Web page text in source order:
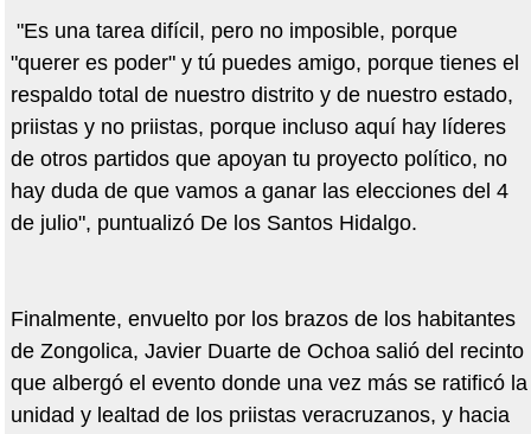
"Es una tarea difícil, pero no imposible, porque
"querer es poder" y tú puedes amigo, porque tienes el
respaldo total de nuestro distrito y de nuestro estado,
priistas y no priistas, porque incluso aquí hay líderes
de otros partidos que apoyan tu proyecto político, no
hay duda de que vamos a ganar las elecciones del 4
de julio", puntualizó De los Santos Hidalgo.
Finalmente, envuelto por los brazos de los habitantes
de Zongolica, Javier Duarte de Ochoa salió del recinto
que albergó el evento donde una vez más se ratificó la
unidad y lealtad de los priistas veracruzanos, y hacia